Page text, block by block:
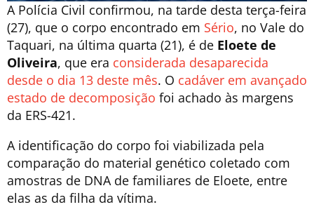
A Polícia Civil confirmou, na tarde desta terça-feira
(27), que o corpo encontrado em Sério, no Vale do
Taquari, na última quarta (21), é de Eloete de
Oliveira, que era considerada desaparecida
desde o dia 13 deste mês. O cadáver em avançado
estado de decomposição foi achado às margens
da ERS-421.
A identificação do corpo foi viabilizada pela
comparação do material genético coletado com
amostras de DNA de familiares de Eloete, entre
elas as da filha da vítima.